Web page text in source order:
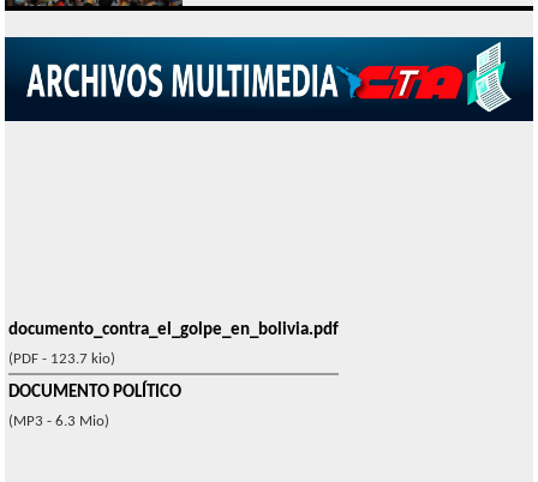
documento_contra_el_golpe_en_bolivia.pdf
(PDF - 123.7 kio)
DOCUMENTO POLÍTICO
(MP3 - 6.3 Mio)